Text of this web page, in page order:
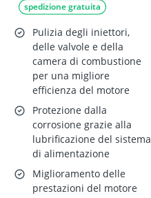
spedizione gratuita
Pulizia degli iniettori,
delle valvole e della
camera di combustione
per una migliore
efficienza del motore
Protezione dalla
corrosione grazie alla
lubrificazione del sistema
di alimentazione
Miglioramento delle
prestazioni del motore